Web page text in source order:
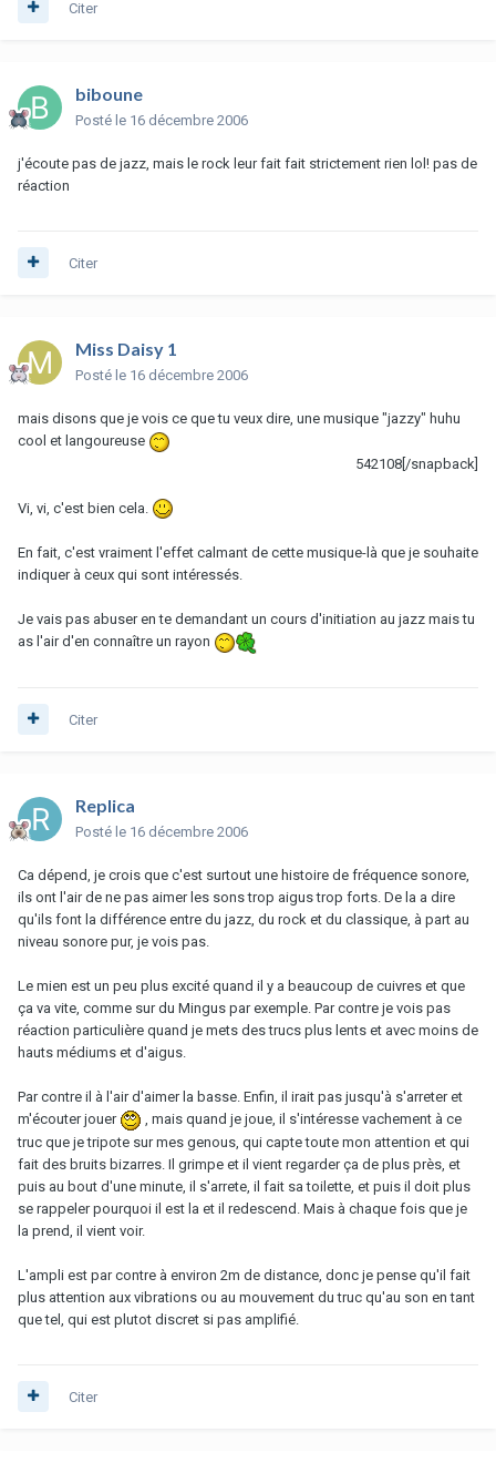
Citer
biboune
Posté le 16 décembre 2006
j'écoute pas de jazz, mais le rock leur fait fait strictement rien lol! pas de
réaction
Citer
Miss Daisy 1
Posté le 16 décembre 2006
mais disons que je vois ce que tu veux dire, une musique "jazzy" huhu
cool et langoureuse
542108[/snapback]
Vi, vi, c'est bien cela.
En fait, c'est vraiment l'effet calmant de cette musique-là que je souhaite
indiquer à ceux qui sont intéressés.
Je vais pas abuser en te demandant un cours d'initiation au jazz mais tu
as l'air d'en connaître un rayon
Citer
Replica
Posté le 16 décembre 2006
Ca dépend, je crois que c'est surtout une histoire de fréquence sonore,
ils ont l'air de ne pas aimer les sons trop aigus trop forts. De la a dire
qu'ils font la différence entre du jazz, du rock et du classique, à part au
niveau sonore pur, je vois pas.
Le mien est un peu plus excité quand il y a beaucoup de cuivres et que
ça va vite, comme sur du Mingus par exemple. Par contre je vois pas
réaction particulière quand je mets des trucs plus lents et avec moins de
hauts médiums et d'aigus.
Par contre il à l'air d'aimer la basse. Enfin, il irait pas jusqu'à s'arreter et
m'écouter jouer
, mais quand je joue, il s'intéresse vachement à ce
truc que je tripote sur mes genous, qui capte toute mon attention et qui
fait des bruits bizarres. Il grimpe et il vient regarder ça de plus près, et
puis au bout d'une minute, il s'arrete, il fait sa toilette, et puis il doit plus
se rappeler pourquoi il est la et il redescend. Mais à chaque fois que je
la prend, il vient voir.
L'ampli est par contre à environ 2m de distance, donc je pense qu'il fait
plus attention aux vibrations ou au mouvement du truc qu'au son en tant
que tel, qui est plutot discret si pas amplifié.
Citer